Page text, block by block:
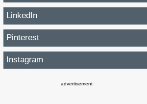
LinkedIn
Pinterest
Instagram
advertisement